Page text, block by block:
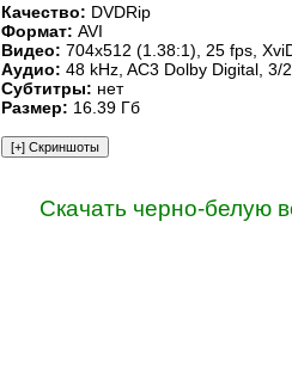
Качество: DVDRip
Формат: AVI
Видео: 704x512 (1.38:1), 25 fps,
Аудио: 48 kHz, AC3 Dolby Digital,
Субтитры: нет
Размер: 16.39 Гб
Скачать черно-белую